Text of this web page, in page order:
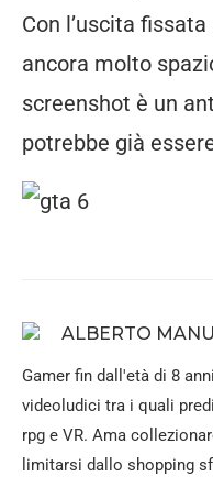
Con l’uscita fissata
ancora molto
screenshot è un
potrebbe già
ALBERTO
Gamer fin dall'età di 8
videoludici tra i quali
rpg e VR. Ama
limitarsi dallo shopping